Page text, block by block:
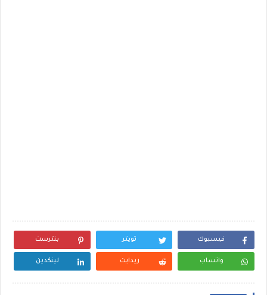
فيسبوك تويتر بنترست
واتساب ريدايت لينكدين